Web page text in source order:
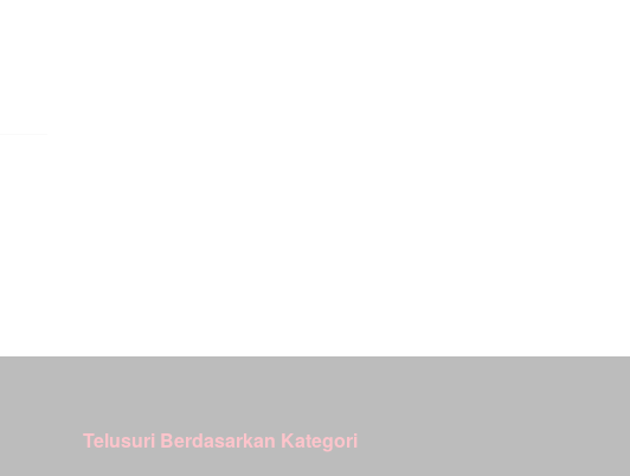
Telusuri Berdasarkan Kategori